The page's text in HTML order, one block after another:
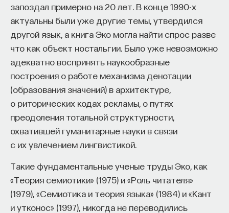
запоздал примерно на 20 лет. В конце 1990-х
актуальны были уже другие темы, утвердился
другой язык, а книга Эко могла найти спрос разве
что как объект ностальгии. Было уже невозможно
адекватно воспринять наукообразные
построения о работе механизма денотации
(образования значений) в архитектуре,
о риторических кодах рекламы, о путях
преодоления тотальной структурности,
охватившей гуманитарные науки в связи
с их увлечением лингвистикой.
Такие фундаментальные ученые труды Эко, как
«Теория семиотики» (1975) и «Роль читателя»
(1979), «Семиотика и теория языка» (1984) и «Кант
и утконос» (1997), никогда не переводились